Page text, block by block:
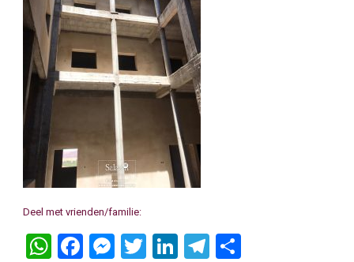
Deel met vrienden/familie:
WhatsApp
Facebook
Messenger
Twitter
LinkedIn
Telegram